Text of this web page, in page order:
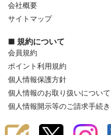
会社概要
サイトマップ
■ 規約について
会員規約
ポイント利用規約
個人情報保護方針
個人情報のお取り扱いについて
個人情報開示等のご請求手続